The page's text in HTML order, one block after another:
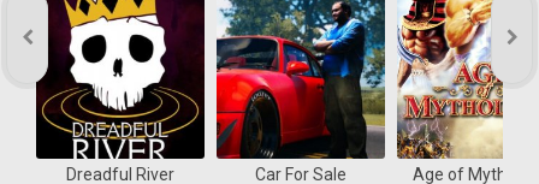
Dreadful River
Car For Sale
Age of